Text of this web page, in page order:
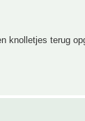
knolletjes terug